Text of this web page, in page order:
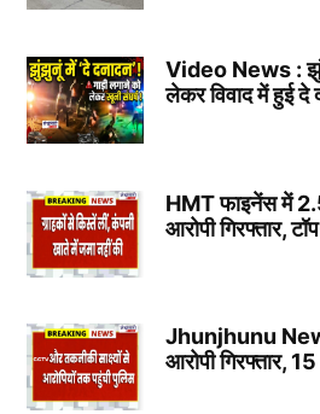
Video News :
लेकर विवाद में हुई दे
HMT फाइनेंस में
आरोपी गिरफ्तार,
Jhunjhunu
आरोपी गिरफ्तार,